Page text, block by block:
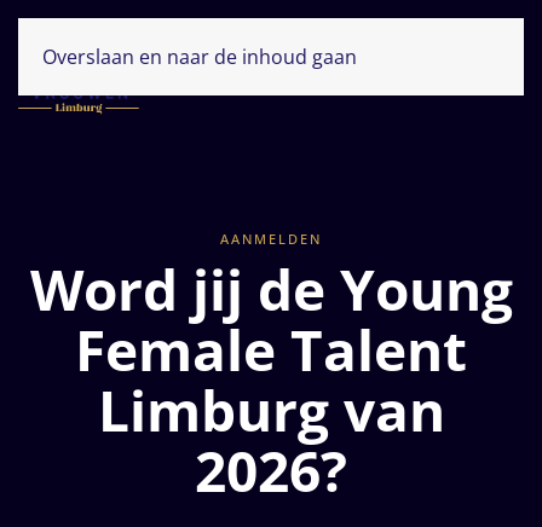
Overslaan en naar de inhoud gaan
AANMELDEN
Word jij de Young
Female Talent
Limburg van
2026?